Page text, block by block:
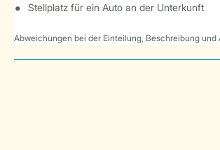
Stellplatz für ein Auto an der Unterkunft
Abweichungen bei der Einteilung, Beschreibung